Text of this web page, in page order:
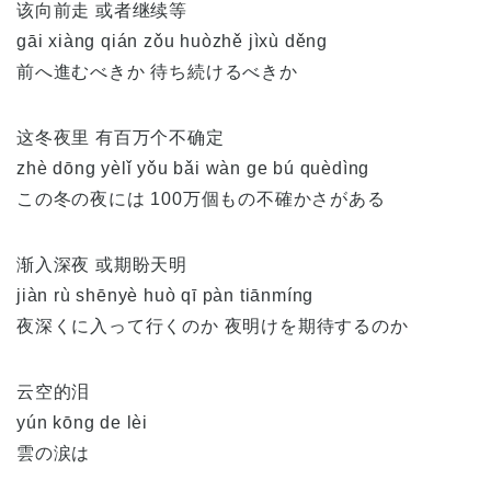
该向前走 或者继续等
gāi xiàng qián zǒu huòzhě jìxù děng
前へ進むべきか 待ち続けるべきか
这冬夜里 有百万个不确定
zhè dōng yèlǐ yǒu bǎi wàn ge bú quèdìng
この冬の夜には 100万個もの不確かさがある
渐入深夜 或期盼天明
jiàn rù shēnyè huò qī pàn tiānmíng
夜深くに入って行くのか 夜明けを期待するのか
云空的泪
yún kōng de lèi
雲の涙は